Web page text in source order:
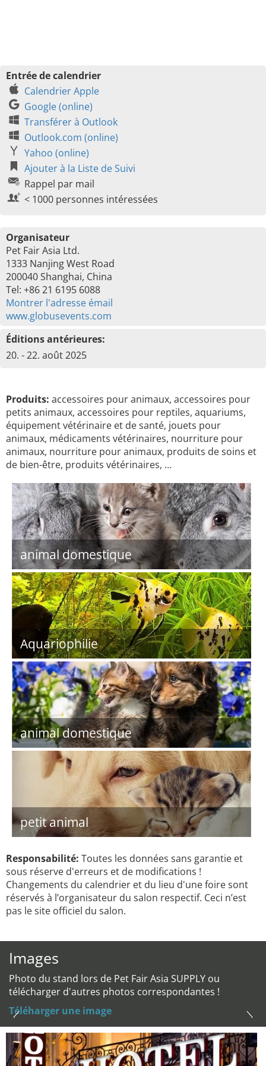
Entrée de calendrier
Calendrier Apple
Google (online)
Transférer à Outlook
Outlook.com (online)
Yahoo (online)
Ajouter à la Liste de Suivi
Rappel par mail
< 1000 personnes intéressées
Organisateur
Pet Fair Asia Ltd.
1333 Nanjing West Road
200040 Shanghai, China
Tel: +86 21 6195 6088
Montrer l'adresse émail
www.globusevents.com
Éditions antérieures:
20. - 22. août 2025
Produits: accessoires pour animaux, accessoires pour
petits animaux, accessoires pour reptiles, aquariums,
équipement vétérinaire et de santé, jouets pour
animaux, médicaments vétérinaires, nourriture pour
animaux, nourriture pour animaux, produits de soins et
de bien-être, produits vétérinaires, …
animal domestique
Aquariophilie
animal domestique
petit animal
Responsabilité: Toutes les données sans garantie et
sous réserve d'erreurs et de modifications !
Changements du calendrier et du lieu d'une foire sont
réservés à l’organisateur du salon respectif. Ceci n’est
pas le site officiel du salon.
Images
Photo du stand lors de Pet Fair Asia SUPPLY ou
télécharger d'autres photos correspondantes !
Téléharger une image